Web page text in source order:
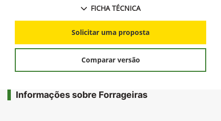
FICHA TÉCNICA
Solicitar uma proposta
Comparar versão
Informações sobre Forrageiras